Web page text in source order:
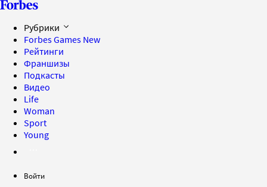
Рубрики
Forbes Games New
Рейтинги
Франшизы
Подкасты
Видео
Life
Woman
Sport
Young
Войти